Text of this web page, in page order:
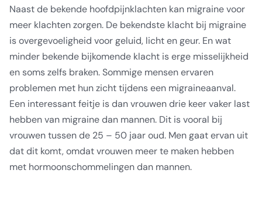
Naast de bekende hoofdpijnklachten kan migraine voor
meer klachten zorgen. De bekendste klacht bij migraine
is overgevoeligheid voor geluid, licht en geur. En wat
minder bekende bijkomende klacht is erge misselijkheid
en soms zelfs braken. Sommige mensen ervaren
problemen met hun zicht tijdens een migraineaanval.
Een interessant feitje is dan vrouwen drie keer vaker last
hebben van migraine dan mannen. Dit is vooral bij
vrouwen tussen de 25 – 50 jaar oud. Men gaat ervan uit
dat dit komt, omdat vrouwen meer te maken hebben
met hormoonschommelingen dan mannen.